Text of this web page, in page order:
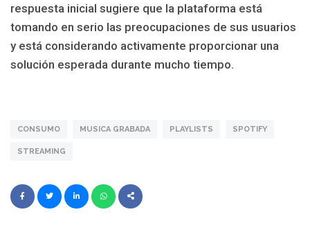
respuesta inicial sugiere que la plataforma está
tomando en serio las preocupaciones de sus usuarios
y está considerando activamente proporcionar una
solución esperada durante mucho tiempo.
CONSUMO MUSICA GRABADA PLAYLISTS SPOTIFY
STREAMING